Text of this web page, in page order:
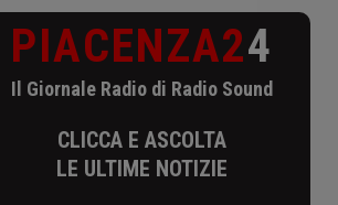
PIACENZA24
Il Giornale Radio di Radio Sound
CLICCA E ASCOLTA
LE ULTIME NOTIZIE